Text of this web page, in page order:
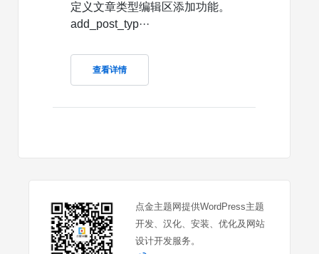
定义文章类型编辑区添加功能。
add_post_typ···
查看详情
点金主题网提供WordPress主题
开发、汉化、安装、优化及网站
设计开发服务。